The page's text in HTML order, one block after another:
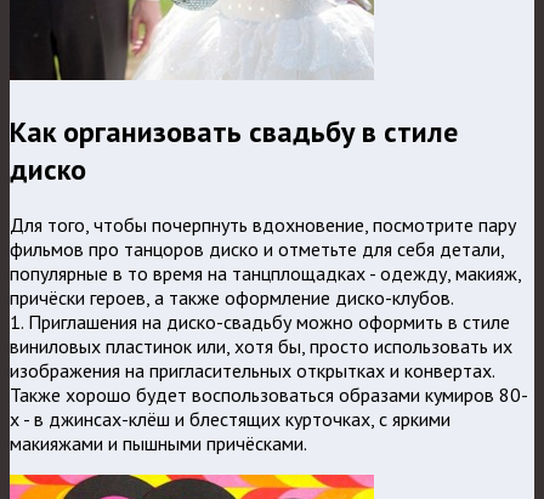
Как организовать свадьбу в стиле
диско
Для того, чтобы почерпнуть вдохновение, посмотрите пару
фильмов про танцоров диско и отметьте для себя детали,
популярные в то время на танцплощадках - одежду, макияж,
причёски героев, а также оформление диско-клубов.
1. Приглашения на диско-свадьбу можно оформить в стиле
виниловых пластинок или, хотя бы, просто использовать их
изображения на пригласительных открытках и конвертах.
Также хорошо будет воспользоваться образами кумиров 80-
х - в джинсах-клёш и блестящих курточках, с яркими
макияжами и пышными причёсками.